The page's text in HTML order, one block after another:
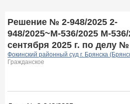
Решение № 2-948/2025 2-
948/2025~М-536/2025 М-536/
сентября 2025 г. по делу №
Фокинский районный суд г. Брянска
Гражданское